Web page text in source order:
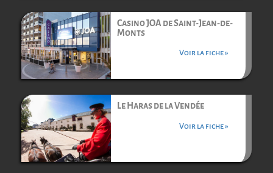
Casino JOA de Saint-Jean-de-
Monts
Voir la fiche »
Le Haras de la Vendée
Voir la fiche »